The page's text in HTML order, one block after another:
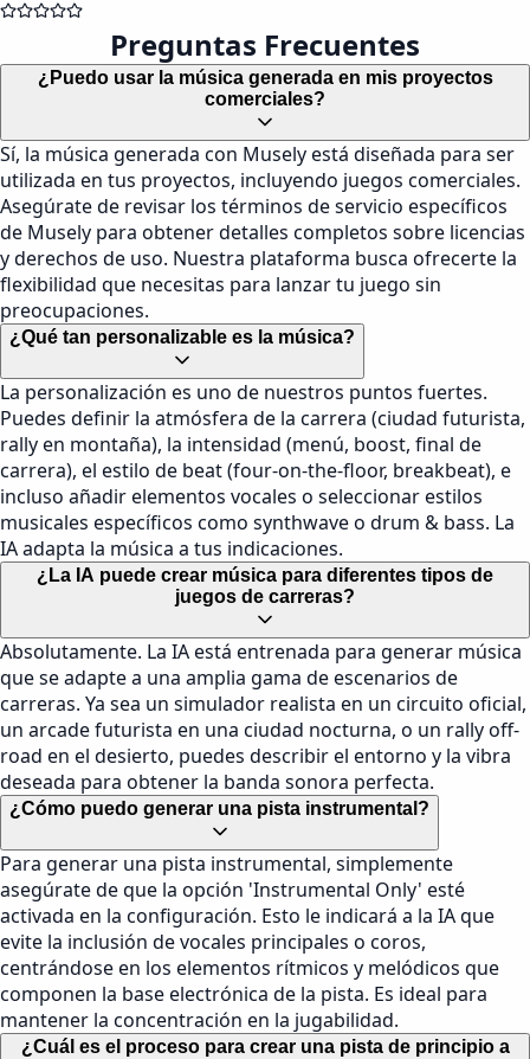
Preguntas Frecuentes
¿Puedo usar la música generada en mis proyectos
comerciales?
Sí, la música generada con Musely está diseñada para ser
utilizada en tus proyectos, incluyendo juegos comerciales.
Asegúrate de revisar los términos de servicio específicos
de Musely para obtener detalles completos sobre licencias
y derechos de uso. Nuestra plataforma busca ofrecerte la
flexibilidad que necesitas para lanzar tu juego sin
preocupaciones.
¿Qué tan personalizable es la música?
La personalización es uno de nuestros puntos fuertes.
Puedes definir la atmósfera de la carrera (ciudad futurista,
rally en montaña), la intensidad (menú, boost, final de
carrera), el estilo de beat (four-on-the-floor, breakbeat), e
incluso añadir elementos vocales o seleccionar estilos
musicales específicos como synthwave o drum & bass. La
IA adapta la música a tus indicaciones.
¿La IA puede crear música para diferentes tipos de
juegos de carreras?
Absolutamente. La IA está entrenada para generar música
que se adapte a una amplia gama de escenarios de
carreras. Ya sea un simulador realista en un circuito oficial,
un arcade futurista en una ciudad nocturna, o un rally off-
road en el desierto, puedes describir el entorno y la vibra
deseada para obtener la banda sonora perfecta.
¿Cómo puedo generar una pista instrumental?
Para generar una pista instrumental, simplemente
asegúrate de que la opción 'Instrumental Only' esté
activada en la configuración. Esto le indicará a la IA que
evite la inclusión de vocales principales o coros,
centrándose en los elementos rítmicos y melódicos que
componen la base electrónica de la pista. Es ideal para
mantener la concentración en la jugabilidad.
¿Cuál es el proceso para crear una pista de principio a